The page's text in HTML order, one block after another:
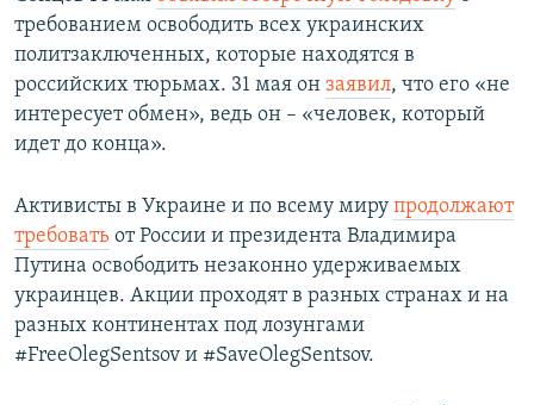
требованием освободить всех украинских
политзаключенных, которые находятся в
российских тюрьмах. 31 мая он заявил, что его «не
интересует обмен», ведь он ​– «человек, который
идет до конца».
Активисты в Украине и по всему миру продолжают
требовать от России и президента Владимира
Путина освободить незаконно удерживаемых
украинцев. Акции проходят в разных странах и на
разных континентах под лозунгами​
#FreeOlegSentsov и #SaveOlegSentsov.